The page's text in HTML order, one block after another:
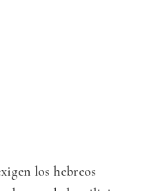
los hebreos